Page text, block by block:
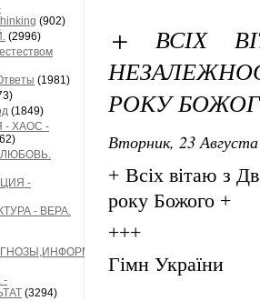
(902)
(2996)
(1981)
(1849)
- ХАОС -
ЛЮБОВЬ.
-
- ВЕРА.
-
(3294)
+ ВСІХ
РОКУ
Вторник, 23
+ Всіх вітаю з
року Божого +
+++
Гімн України